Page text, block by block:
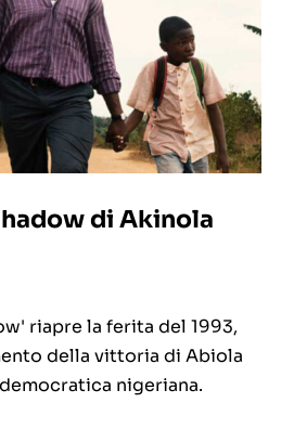
di Akinola
riapre la ferita del 1993,
della vittoria di Abiola
nigeriana.